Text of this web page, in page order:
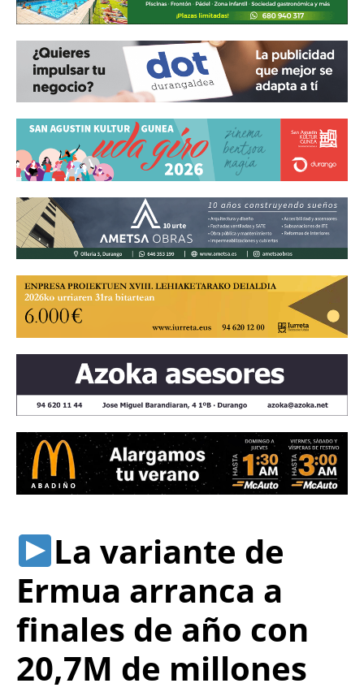
La variante de
Ermua arranca a
finales de año con
20,7M de millones